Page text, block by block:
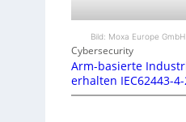
Bild: Moxa Europe GmbH
Cybersecurity
Arm-basierte
erhalten IEC62443-